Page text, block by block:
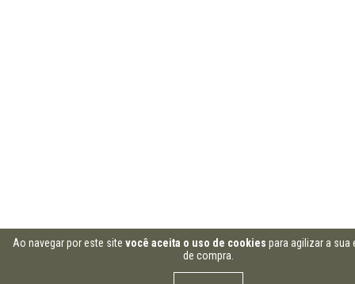
Ao navegar por este site você aceita o uso de cookies para agilizar a sua
de compra.